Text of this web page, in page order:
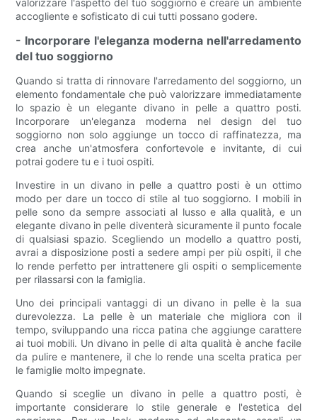
valorizzare l'aspetto del tuo soggiorno e creare un ambiente
accogliente e sofisticato di cui tutti possano godere.
- Incorporare l'eleganza moderna nell'arredamento
del tuo soggiorno
Quando si tratta di rinnovare l'arredamento del soggiorno, un
elemento fondamentale che può valorizzare immediatamente
lo spazio è un elegante divano in pelle a quattro posti.
Incorporare un'eleganza moderna nel design del tuo
soggiorno non solo aggiunge un tocco di raffinatezza, ma
crea anche un'atmosfera confortevole e invitante, di cui
potrai godere tu e i tuoi ospiti.
Investire in un divano in pelle a quattro posti è un ottimo
modo per dare un tocco di stile al tuo soggiorno. I mobili in
pelle sono da sempre associati al lusso e alla qualità, e un
elegante divano in pelle diventerà sicuramente il punto focale
di qualsiasi spazio. Scegliendo un modello a quattro posti,
avrai a disposizione posti a sedere ampi per più ospiti, il che
lo rende perfetto per intrattenere gli ospiti o semplicemente
per rilassarsi con la famiglia.
Uno dei principali vantaggi di un divano in pelle è la sua
durevolezza. La pelle è un materiale che migliora con il
tempo, sviluppando una ricca patina che aggiunge carattere
ai tuoi mobili. Un divano in pelle di alta qualità è anche facile
da pulire e mantenere, il che lo rende una scelta pratica per
le famiglie molto impegnate.
Quando si sceglie un divano in pelle a quattro posti, è
importante considerare lo stile generale e l'estetica del